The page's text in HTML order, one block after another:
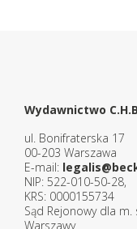
Wydawnictwo
ul. Bonifraterska 17
00-203 Warszawa
E-mail:
NIP: 522-010-50-28,
KRS: 0000155734
Sąd Rejonowy dla m.
Warszawy